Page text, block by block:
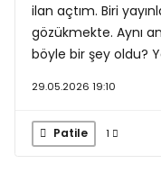
ilan açtım. Biri
gözükmekte. Aynı
böyle bir şey oldu?
29.05.2026 19:10
Patile 1